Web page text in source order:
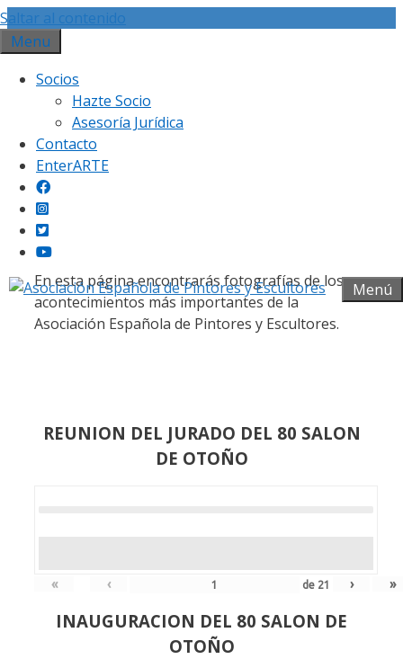
Saltar al contenido
Menu
Socios
Hazte Socio
Asesoría Jurídica
Contacto
EnterARTE
Menú
Galería fotográfica
En esta página encontrarás fotografías de los
acontecimientos más importantes de la
Asociación Española de Pintores y Escultores.
REUNION DEL JURADO DEL 80 SALON
DE OTOÑO
« ‹ de 21 › »
INAUGURACION DEL 80 SALON DE
OTOÑO